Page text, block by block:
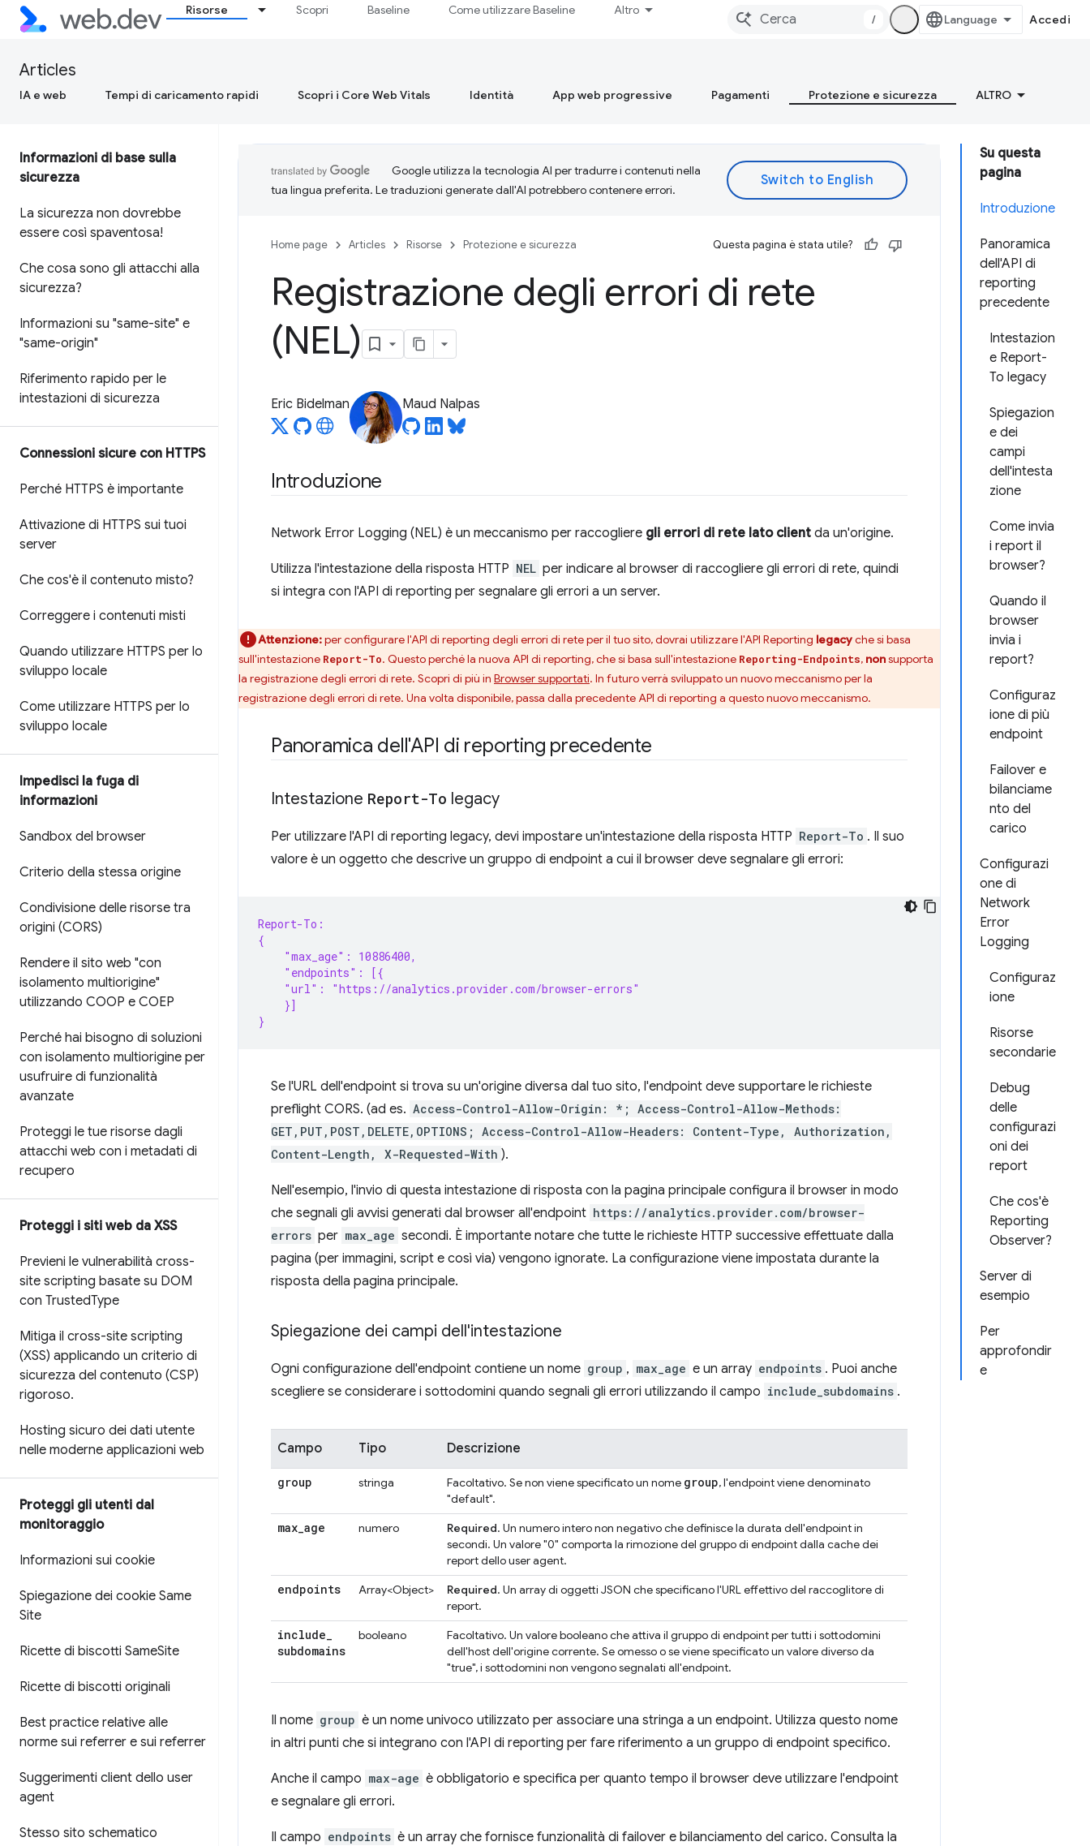
Risorse Scopri Baseline Come utilizzare Baseline Altro
/ Accedi
Articles
IA e web Tempi di caricamento rapidi Scopri i Core Web Vitals Identità App web progressive Pagamenti Protezione e sicurezza ALTRO
Informazioni di base sulla
sicurezza
La sicurezza non dovrebbe
essere così spaventosa!
Che cosa sono gli attacchi alla
sicurezza?
Informazioni su "same-site" e
"same-origin"
Riferimento rapido per le
intestazioni di sicurezza
Connessioni sicure con HTTPS
Perché HTTPS è importante
Attivazione di HTTPS sui tuoi
server
Che cos'è il contenuto misto?
Correggere i contenuti misti
Quando utilizzare HTTPS per lo
sviluppo locale
Come utilizzare HTTPS per lo
sviluppo locale
Impedisci la fuga di
informazioni
Sandbox del browser
Criterio della stessa origine
Condivisione delle risorse tra
origini (CORS)
Rendere il sito web "con
isolamento multiorigine"
utilizzando COOP e COEP
Perché hai bisogno di soluzioni
con isolamento multiorigine per
usufruire di funzionalità
avanzate
Proteggi le tue risorse dagli
attacchi web con i metadati di
recupero
Proteggi i siti web da XSS
Previeni le vulnerabilità cross-
site scripting basate su DOM
con TrustedType
Mitiga il cross-site scripting
(XSS) applicando un criterio di
sicurezza del contenuto (CSP)
rigoroso.
Hosting sicuro dei dati utente
nelle moderne applicazioni web
Proteggi gli utenti dal
monitoraggio
Informazioni sui cookie
Spiegazione dei cookie Same
Site
Ricette di biscotti SameSite
Ricette di biscotti originali
Best practice relative alle
norme sui referrer e sui referrer
Suggerimenti client dello user
agent
Stesso sito schematico
Su questa
pagina
Introduzione
Panoramica
dell'API di
reporting
precedente
Intestazion
e Report-
To legacy
Spiegazion
e dei
campi
dell'intesta
zione
Come invia
i report il
browser?
Quando il
browser
invia i
report?
Configuraz
ione di più
endpoint
Failover e
bilanciame
nto del
carico
Configurazi
one di
Network
Error
Logging
Configuraz
ione
Risorse
secondarie
Debug
delle
configurazi
oni dei
report
Che cos'è
Reporting
Observer?
Server di
esempio
Per
approfondir
e
Google utilizza la tecnologia AI per tradurre i contenuti nella
tua lingua preferita. Le traduzioni generate dall'AI potrebbero contenere errori.
Home page Articles Risorse Protezione e sicurezza Questa pagina è stata utile?
Registrazione degli errori di rete
(NEL)
Eric Bidelman Maud Nalpas
Introduzione
Network Error Logging (NEL) è un meccanismo per raccogliere gli errori di rete lato client da un'origine.
Utilizza l'intestazione della risposta HTTP NEL per indicare al browser di raccogliere gli errori di rete, quindi
si integra con l'API di reporting per segnalare gli errori a un server.
Attenzione:per configurare l'API di reporting degli errori di rete per il tuo sito, dovrai utilizzare l'API Reporting legacyche si basa
sull'intestazione Report-To. Questo perché la nuova API di reporting, che si basa sull'intestazione Reporting-Endpoints, nonsupporta
la registrazione degli errori di rete. Scopri di più in Browser supportati. In futuro verrà sviluppato un nuovo meccanismo per la
registrazione degli errori di rete. Una volta disponibile, passa dalla precedente API di reporting a questo nuovo meccanismo.
Panoramica dell'API di reporting precedente
Intestazione Report-To legacy
Per utilizzare l'API di reporting legacy, devi impostare un'intestazione della risposta HTTP Report-To . Il suo
valore è un oggetto che descrive un gruppo di endpoint a cui il browser deve segnalare gli errori:
Report-To:
{
    "max_age": 10886400,
    "endpoints": [{
    "url": "https://analytics.provider.com/browser-errors"
    }]
}
Se l'URL dell'endpoint si trova su un'origine diversa dal tuo sito, l'endpoint deve supportare le richieste
preflight CORS. (ad es. Access-Control-Allow-Origin: *; Access-Control-Allow-Methods:
GET,PUT,POST,DELETE,OPTIONS; Access-Control-Allow-Headers: Content-Type, Authorization,
Content-Length, X-Requested-With ).
Nell'esempio, l'invio di questa intestazione di risposta con la pagina principale configura il browser in modo
che segnali gli avvisi generati dal browser all'endpoint https://analytics.provider.com/browser-
errors per max_age secondi. È importante notare che tutte le richieste HTTP successive effettuate dalla
pagina (per immagini, script e così via) vengono ignorate. La configurazione viene impostata durante la
risposta della pagina principale.
Spiegazione dei campi dell'intestazione
Ogni configurazione dell'endpoint contiene un nome group , max_age e un array endpoints . Puoi anche
scegliere se considerare i sottodomini quando segnali gli errori utilizzando il campo include_subdomains .
Campo Tipo Descrizione
group stringa Facoltativo. Se non viene specificato un nome group, l'endpoint viene denominato
"default".
max_age numero Required. Un numero intero non negativo che definisce la durata dell'endpoint in
secondi. Un valore "0" comporta la rimozione del gruppo di endpoint dalla cache dei
report dello user agent.
endpoints Array<Object> Required. Un array di oggetti JSON che specificano l'URL effettivo del raccoglitore di
report.
include_
subdomains
booleano
Facoltativo. Un valore booleano che attiva il gruppo di endpoint per tutti i sottodomini
dell'host dell'origine corrente. Se omesso o se viene specificato un valore diverso da
"true", i sottodomini non vengono segnalati all'endpoint.
Il nome group è un nome univoco utilizzato per associare una stringa a un endpoint. Utilizza questo nome
in altri punti che si integrano con l'API di reporting per fare riferimento a un gruppo di endpoint specifico.
Anche il campo max-age è obbligatorio e specifica per quanto tempo il browser deve utilizzare l'endpoint
e segnalare gli errori.
Il campo endpoints è un array che fornisce funzionalità di failover e bilanciamento del carico. Consulta la